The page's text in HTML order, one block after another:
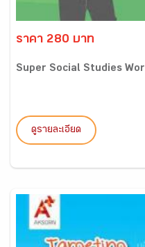
ราคา 280 บาท
Super Social Studies
ดูรายละเอียด